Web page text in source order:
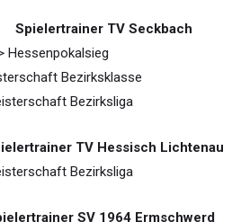
TV Seckbach
Hessenpokalsieg
Bezirksklasse
Bezirksliga
TV Hessisch Lichtenau
Bezirksliga
SV 1964 Ermschwerd